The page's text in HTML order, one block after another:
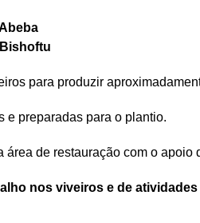
para produzir
e preparadas para o plantio.
área de restauração com o apoio
nos viveiros e de